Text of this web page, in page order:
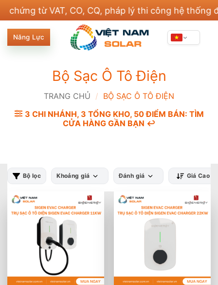
nội
dung
từ VAT, CO, CQ, pháp lý thi công hệ thống điện
Năng Lực
Bộ Sạc Ô Tô Điện
TRANG CHỦ / BỘ SẠC Ô TÔ ĐIỆN
3 CHI NHÁNH, 3 TỔNG KHO, 50 ĐIỂM BÁN: TÌM
CỬA HÀNG GẦN BẠN ↩️
Bộ lọc Khoảng giá Đánh giá Giá Cao -